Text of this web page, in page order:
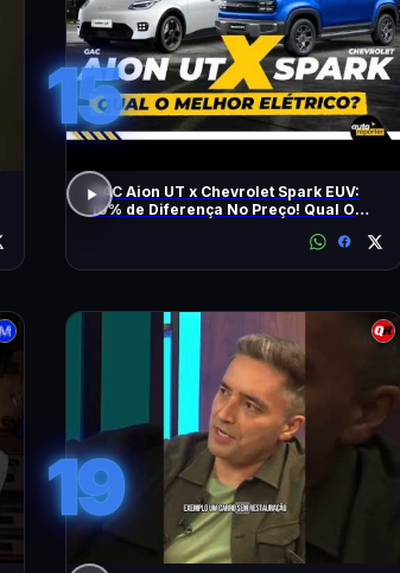
15
GAC Aion UT x Chevrolet Spark EUV:
10% de Diferença No Preço! Qual O
19